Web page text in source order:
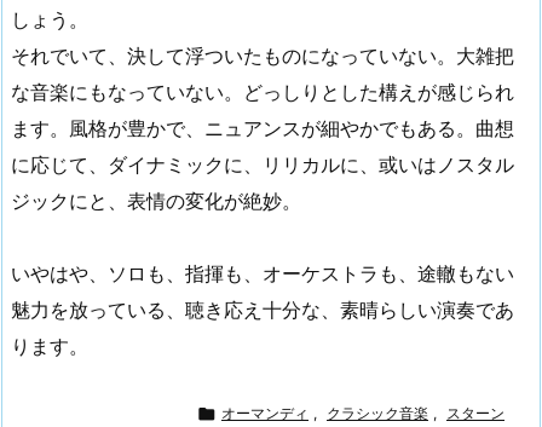
しょう。
それでいて、決して浮ついたものになっていない。大雑把
な音楽にもなっていない。どっしりとした構えが感じられ
ます。風格が豊かで、ニュアンスが細やかでもある。曲想
に応じて、ダイナミックに、リリカルに、或いはノスタル
ジックにと、表情の変化が絶妙。
いやはや、ソロも、指揮も、オーケストラも、途轍もない
魅力を放っている、聴き応え十分な、素晴らしい演奏であ
ります。
 オーマンディ , クラシック音楽 , スターン